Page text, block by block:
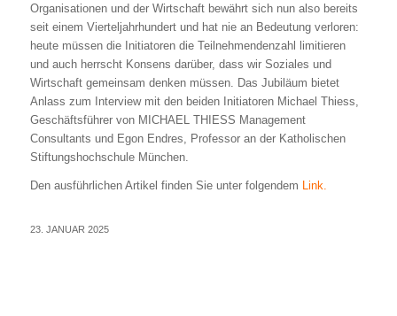
Organisationen und der Wirtschaft bewährt sich nun also bereits
seit einem Vierteljahrhundert und hat nie an Bedeutung verloren:
heute müssen die Initiatoren die Teilnehmendenzahl limitieren
und auch herrscht Konsens darüber, dass wir Soziales und
Wirtschaft gemeinsam denken müssen. Das Jubiläum bietet
Anlass zum Interview mit den beiden Initiatoren Michael Thiess,
Geschäftsführer von MICHAEL THIESS Management
Consultants und Egon Endres, Professor an der Katholischen
Stiftungshochschule München.
Den ausführlichen Artikel finden Sie unter folgendem Link.
23. JANUAR 2025